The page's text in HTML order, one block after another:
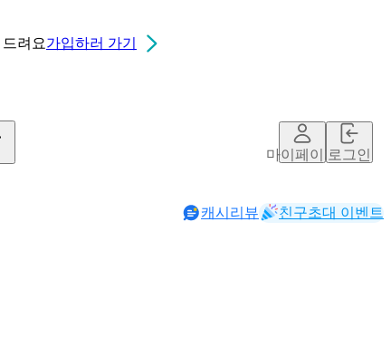
드려요가입하러 가기
마이페이지로그인
캐시리뷰 친구초대 이벤트